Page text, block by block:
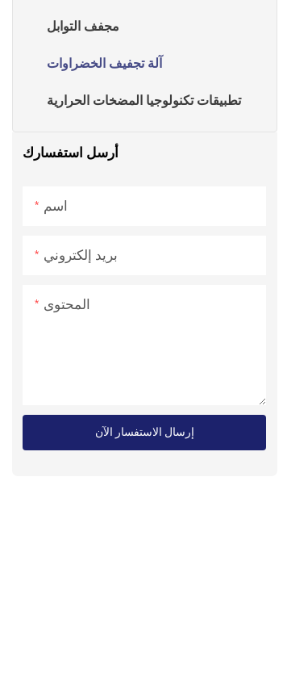
مجفف التوابل
آلة تجفيف الخضراوات
تطبيقات تكنولوجيا المضخات الحرارية
أرسل استفسارك
اسم
بريد إلكتروني
المحتوى
إرسال الاستفسار الآن